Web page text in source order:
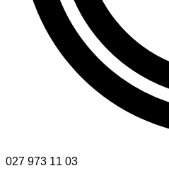
027 973 11 03